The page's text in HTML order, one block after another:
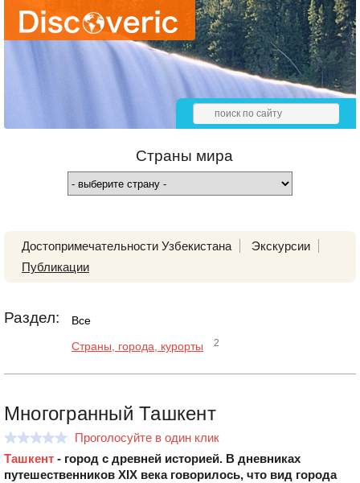
Страны мира
Достопримечательности Узбекистана
Экскурсии
Публикации
Раздел: Все
Страны, города, курорты 2
Многогранный Ташкент
Проголосуйте в один клик
Ташкент - город с древней историей. В дневниках
путешественников XIX века говорилось, что вид города